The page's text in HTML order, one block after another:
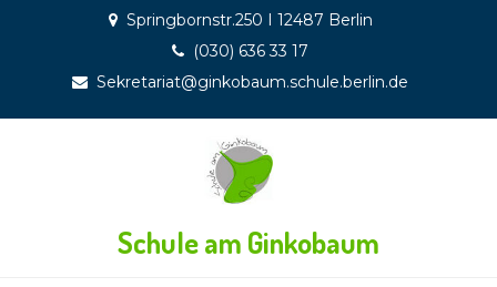
Springbornstr.250 I 12487 Berlin
(030) 636 33 17
Sekretariat@ginkobaum.schule.berlin.de
Schule am Ginkobaum